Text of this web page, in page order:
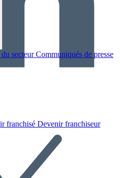
secteur Communiqués de presse
franchisé Devenir franchiseur